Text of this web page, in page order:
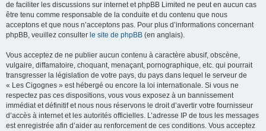
de faciliter les discussions sur internet et phpBB Limited ne peut en aucun cas
être tenu comme responsable de la conduite et du contenu que nous
acceptons et que nous n’acceptons pas. Pour plus d’informations concernant
phpBB, veuillez consulter le site de phpBB (en anglais).
Vous acceptez de ne publier aucun contenu à caractère abusif, obscène,
vulgaire, diffamatoire, choquant, menaçant, pornographique, etc. qui pourrait
transgresser la législation de votre pays, du pays dans lequel le serveur de
« Les Cigognes » est hébergé ou encore la loi internationale. Si vous ne
respectez pas ces dispositions, vous vous exposez à un bannissement
immédiat et définitif et nous nous réservons le droit d’avertir votre fournisseur
d’accès à internet et les autorités officielles. L’adresse IP de tous les messages
est enregistrée afin d’aider au renforcement de ces conditions. Vous acceptez